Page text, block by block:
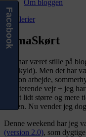
Om bloggen
Hæklerier
AlmaSkørt
Der har været stille på
undskyld). Men det har
portion arbejde,
eksisterende vejr + jeg
været lidt større og mere
førhen. Nu vender jeg
Denne weekend har jeg
(version 2.0), som
Facebook